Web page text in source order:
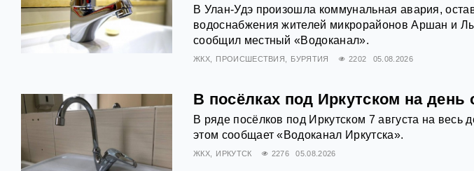
В Улан-Удэ произошла коммунальная авария,
водоснабжения жителей микрорайонов Аршан и
сообщил местный «Водоканал».
ЖКХ ПРОИСШЕСТВИЯ БУРЯТИЯ 2202 05.08.2026
В посёлках под Иркутском на
В ряде посёлков под Иркутском 7 августа на весь
этом сообщает «Водоканал Иркутска».
ЖКХ ИРКУТСК 2276 05.08.2026